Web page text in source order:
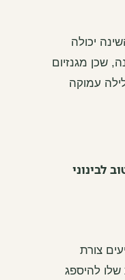
יכולה
שכן מגנזיום
עמוקה
לבינוני
צורת
שלו להיספג